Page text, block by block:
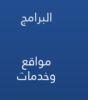
البرامج
مواقع
وخدمات